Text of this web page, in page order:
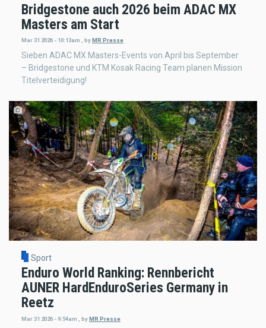
Bridgestone auch 2026 beim ADAC MX
Masters am Start
Mar 31 2026 - 10:13am byMR Presse
Sieben ADAC MX Masters-Events von April bis September
– Bridgestone und KTM Kosak Racing Team planen Mission
Titelverteidigung!
Sport
Enduro World Ranking: Rennbericht
AUNER HardEnduroSeries Germany in
Reetz
Mar 31 2026 - 9:54am byMR Presse